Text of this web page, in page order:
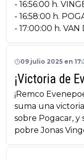
- 16:56:00 h.
- 16:58:00 h.
- 17:00:00 h.
09 julio 2025 en
¡Victoria de
¡Remco
suma una
sobre Pogacar,
pobre Jonas